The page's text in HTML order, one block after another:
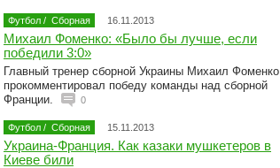
Футбол / Сборная 16.11.2013
Михаил Фоменко: «Было бы лучше, если
победили 3:0»
Главный тренер сборной Украины Михаил Фоменко
прокомментировал победу команды над сборной
Франции.
0
Футбол / Сборная 15.11.2013
Украина-Франция. Как казаки мушкетеров в
Киеве били